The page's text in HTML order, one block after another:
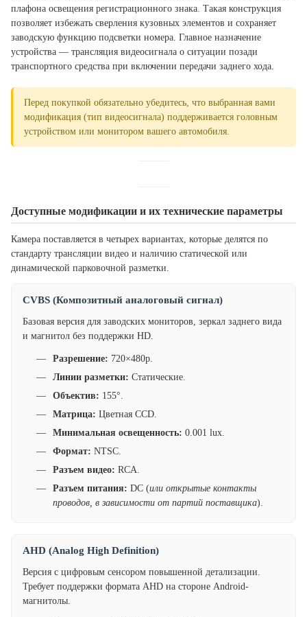
плафона освещения регистрационного знака. Такая конструкция
позволяет избежать сверления кузовных элементов и сохраняет
заводскую функцию подсветки номера. Главное назначение
устройства — трансляция видеосигнала о ситуации позади
транспортного средства при включении передачи заднего хода.
Перед покупкой обязательно убедитесь, что выбранная вами
модификация (тип видеосигнала) поддерживается головным
устройством или монитором вашего автомобиля.
Доступные модификации и их технические параметры
Камера поставляется в четырех вариантах, которые делятся по
стандарту трансляции видео и наличию статической или
динамической парковочной разметки.
CVBS (Композитный аналоговый сигнал)
Базовая версия для заводских мониторов, зеркал заднего вида
и магнитол без поддержки HD.
Разрешение: 720×480p.
Линии разметки: Статические.
Объектив: 155°.
Матрица: Цветная CCD.
Минимальная освещенность: 0.001 lux.
Формат: NTSC.
Разъем видео: RCA.
Разъем питания: DC (или открытые контакты
проводов, в зависимости от партий поставщика).
AHD (Analog High Definition)
Версия с цифровым сенсором повышенной детализации.
Требует поддержки формата AHD на стороне Android-
магнитолы.